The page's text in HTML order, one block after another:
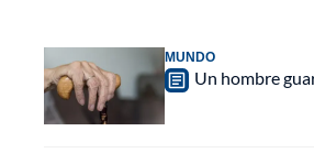
MUNDO
Un hombre